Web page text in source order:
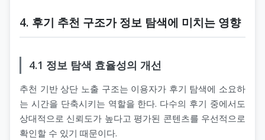
4. 후기 추천 구조가 정보 탐색에 미치는 영향
4.1 정보 탐색 효율성의 개선
추천 기반 상단 노출 구조는 이용자가 후기 탐색에 소요하
는 시간을 단축시키는 역할을 한다. 다수의 후기 중에서도
상대적으로 신뢰도가 높다고 평가된 콘텐츠를 우선적으로
확인할 수 있기 때문이다.